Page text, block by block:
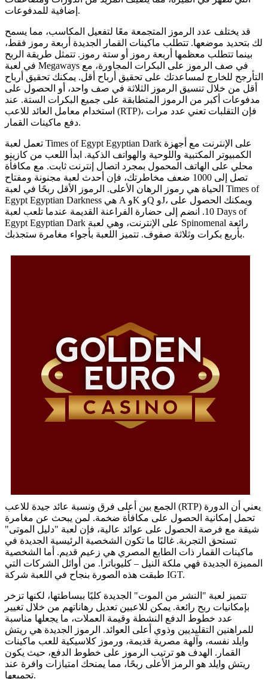
إضافية للمدفوعات.
قد يختلف عدد الرموز المتجمعة معًا لتفعيل المكاسب، مما يسمح
لك بتحديد موضعها. تتطلب ماكينات القمار الجديدة أربعة رموز فقط،
بينما تتطلب معظمها أربعة رموز أو ستة رموز. تتمثل طريقة الربح
في لعبة Megaways في صف الرموز على البكرات المجاورة، مع
التأرجح للخارج لمساعدتك على تحقيق أرباح أقل. يمكنك تحقيق أرباح
أقل من خلال تنسيق الرموز الثلاثة في صف واحد، أو الحصول على
مدفوعات أكبر من الرموز المتطابقة على جميع البكرات الستة. عند
استخدام معامل العائد للاعب (RTP)، فإن التقلبات تعني عدد مرات
دفع ماكينات القمار.
تعمل لعبة Times of Egypt Egyptian Dark على الإنترنت مع أجهزة
الكمبيوتر المكتبية واللوحية والهواتف الذكية. ابدأ اللعب من كازينو
محلي على الهاتف المحمول بمجرد اتصال إنترنت ثابت. مع مكافأة
تصل إلى 1000 ضعف مخاطرتك، فإن أحدث لعبة مجنونة ومفتاح
الحياة هي رموز الرهان الأعلى. الرموز الأقل ربحًا في لعبة Times of
Egypt Egyptian Darkness هي A وK وQ وJ، ويمكنك الحصول على
10. انضم إلى حضارة الفراعنة القديمة عندما تلعب لعبة Days of
Egypt Egyptian Dark على الإنترنت، وهي لعبة Spinomenal رائعة
بأربع بكرات وثلاثة صفوف. تتميز اللعبة بأجواء مغامرة ستجذبك.
الجمع بين أعلى فرق ونسبة عائد جيدة للاعب (RTP) يعني أن الدورة
تحمل إمكانية الحصول على مكافأة ضخمة. لمن يبحث عن مغامرة
شيقة مع فرصة الحصول على عوائد عالية، فإن لعبة "دليل الموتى"
تستحق التجربة. غالبًا ما تكون الشخصية الرئيسية الجديدة في
ماكينات القمار ذات الطابع المصري هي زعيم قديم. أما الشخصية
المميزة الجديدة فهي ملكة النيل – كليوباترا. من أوائل الشركات التي
طبقت هذه الصورة بنجاح في اللعبة شركة IGT.
تتميز لعبة "النشر من الموت" الجديدة كليًا ببساطتها، لكنها تزخر
بإمكانيات ربح رائعة. يمكن للاعبين تعديل رهاناتهم من خلال تغيير
عدد خطوط الدفع النشطة وقيمة العملات، ما يجعلها مناسبة
للمراهنين التقليديين وذوي أعلى العوائد. الرموز الجديدة هي ريتش
وايلد نفسه، وآلهة مصرية قديمة، ورموز كلاسيكية للعب ماكينات
القمار. الهدف هو ترتيب الرموز على خطوط الدفع، حيث يكون
ريتش وايلد هو الرمز الأعلى ربحًا، مما يمنحك امتيازات وافرة عند
تجميعها.